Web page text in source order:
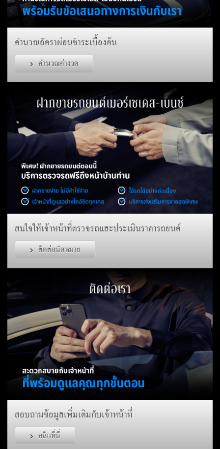
คำนวณอัตราผ่อนชำระเบื้องต้น
คำนวณค่างวด
สนใจให้เจ้าหน้าที่ตรวจรถและประเมินราคารถยนต์
ติดต่อนัดหมาย
สอบถามข้อมูลเพิ่มเติมกับเจ้าหน้าที่
คลิกที่นี่